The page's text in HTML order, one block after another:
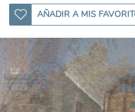
AÑADIR A MIS